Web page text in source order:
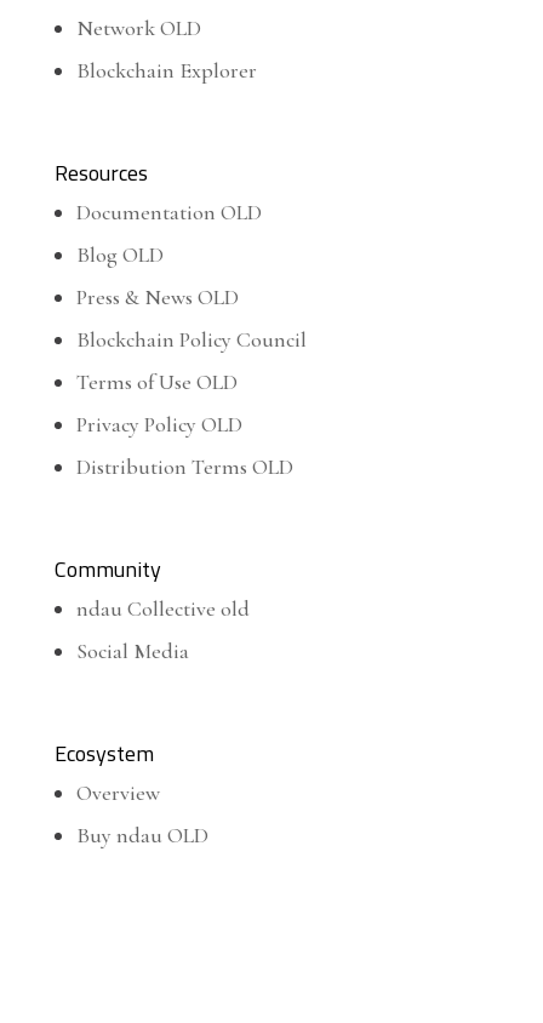
Network OLD
Blockchain Explorer
Resources
Documentation OLD
Blog OLD
Press & News OLD
Blockchain Policy Council
Terms of Use OLD
Privacy Policy OLD
Distribution Terms OLD
Community
ndau Collective old
Social Media
Ecosystem
Overview
Buy ndau OLD